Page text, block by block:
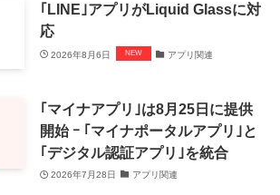
｢LINE｣アプリがLiquid Glassに対
応
2026年8月6日 アプリ関連
｢マイナアプリ｣は8月25日に提供
開始 ｰ ｢マイナポータルアプリ｣と
｢デジタル認証アプリ｣を統合
2026年7月28日 アプリ関連